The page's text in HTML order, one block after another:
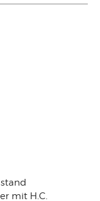
mit H.C.